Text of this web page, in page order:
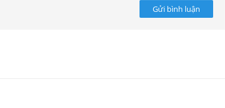
Gửi bình luận